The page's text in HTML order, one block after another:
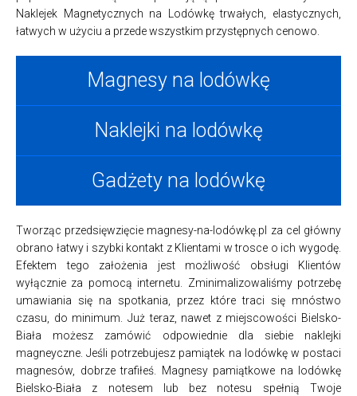
Naklejek Magnetycznych na Lodówkę trwałych, elastycznych,
łatwych w użyciu a przede wszystkim przystępnych cenowo.
Magnesy na lodówkę
Naklejki na lodówkę
Gadżety na lodówkę
Tworząc przedsięwzięcie magnesy-na-lodówkę.pl za cel główny
obrano łatwy i szybki kontakt z Klientami w trosce o ich wygodę.
Efektem tego założenia jest możliwość obsługi Klientów
wyłącznie za pomocą internetu. Zminimalizowaliśmy potrzebę
umawiania się na spotkania, przez które traci się mnóstwo
czasu, do minimum. Już teraz, nawet z miejscowości Bielsko-
Biała możesz zamówić odpowiednie dla siebie naklejki
magneyczne. Jeśli potrzebujesz pamiątek na lodówkę w postaci
magnesów, dobrze trafiłeś. Magnesy pamiątkowe na lodówkę
Bielsko-Biała z notesem lub bez notesu spełnią Twoje